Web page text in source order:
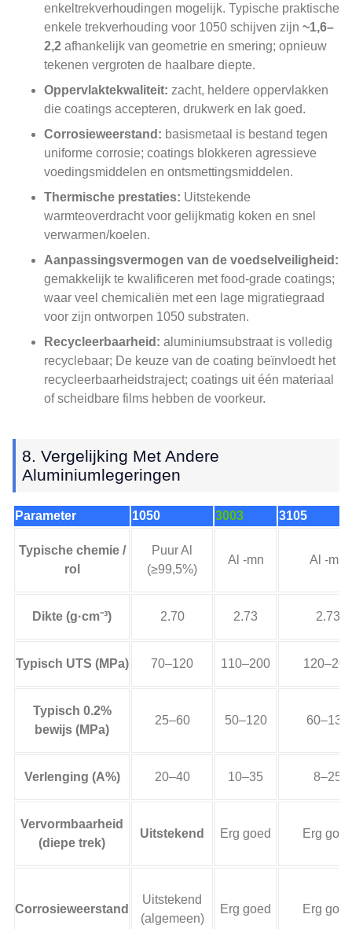
enkeltrekverhoudingen mogelijk. Typische praktische
enkele trekverhouding voor 1050 schijven zijn ~1,6–
2,2 afhankelijk van geometrie en smering; opnieuw
tekenen vergroten de haalbare diepte.
Oppervlaktekwaliteit: zacht, heldere oppervlakken
die coatings accepteren, drukwerk en lak goed.
Corrosieweerstand: basismetaal is bestand tegen
uniforme corrosie; coatings blokkeren agressieve
voedingsmiddelen en ontsmettingsmiddelen.
Thermische prestaties: Uitstekende
warmteoverdracht voor gelijkmatig koken en snel
verwarmen/koelen.
Aanpassingsvermogen van de voedselveiligheid:
gemakkelijk te kwalificeren met food-grade coatings;
waar veel chemicaliën met een lage migratiegraad
voor zijn ontworpen 1050 substraten.
Recycleerbaarheid: aluminiumsubstraat is volledig
recyclebaar; De keuze van de coating beïnvloedt het
recycleerbaarheidstraject; coatings uit één materiaal
of scheidbare films hebben de voorkeur.
8. Vergelijking Met Andere
Aluminiumlegeringen
Parameter 1050 3003 3105
Typische chemie /
rol
Puur Al
(≥99,5%)
Al -mn Al -mn
Dikte (g·cm⁻³) 2.70 2.73 2.73
Typisch UTS (MPa) 70–120 110–200 120–200
Typisch 0.2%
bewijs (MPa)
25–60 50–120 60–130
Verlenging (A%) 20–40 10–35 8–25
Vervormbaarheid
(diepe trek)
Uitstekend Erg goed Erg
Corrosieweerstand
Uitstekend
(algemeen)
Erg goed Erg